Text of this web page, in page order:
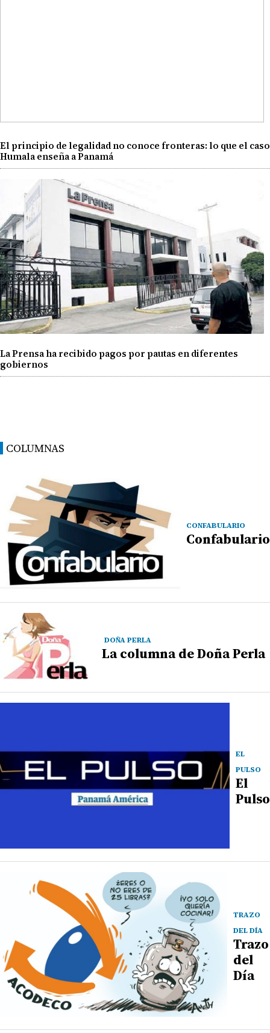
El principio de legalidad no conoce fronteras: lo que el caso
Humala enseña a Panamá
La Prensa ha recibido pagos por pautas en diferentes
gobiernos
COLUMNAS
CONFABULARIO
Confabulario
DOÑA PERLA
La columna de Doña Perla
EL
PULSO
El
Pulso
TRAZO
DEL DÍA
Trazo
del
Día